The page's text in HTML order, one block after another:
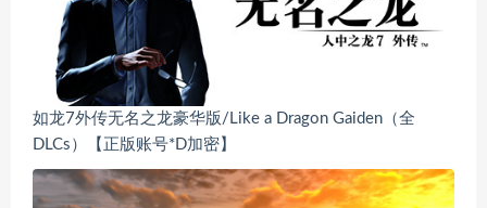
如龙7外传无名之龙豪华版/Like a Dragon Gaiden（全
DLCs）【正版账号*D加密】